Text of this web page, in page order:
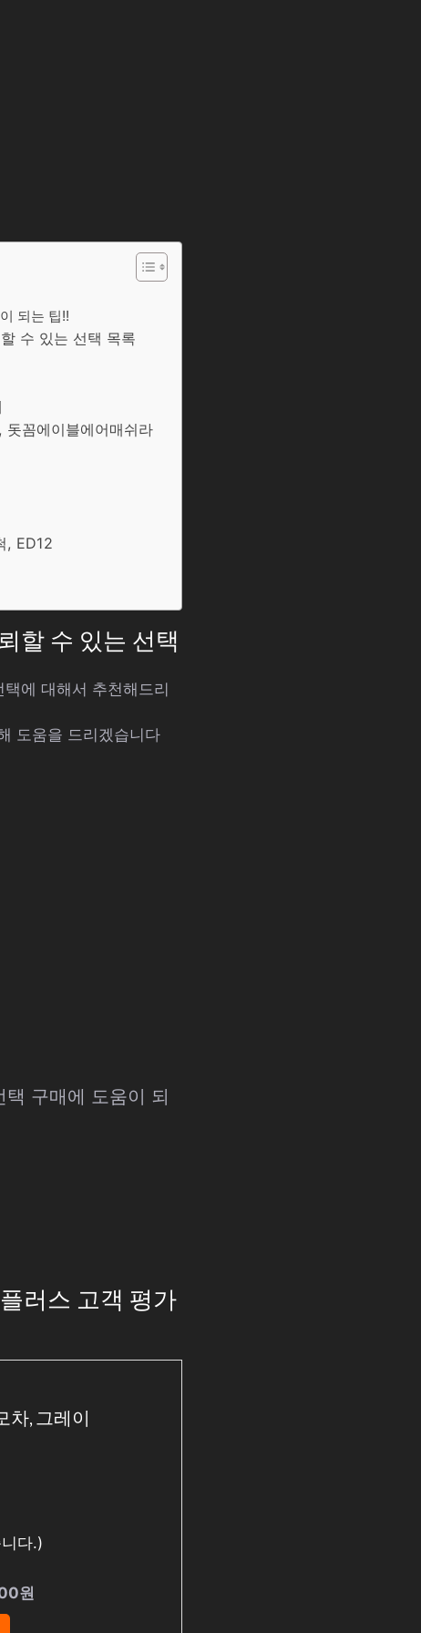
되는 팁!!
수 있는 선택 목록
꼼에이블에어매쉬라
, ED12
할 수 있는 선택
에 대해서 추천해드리
도움을 드리겠습니다
구매에 도움이 되
러스 고객 평가
차, 그레이
다.)
원